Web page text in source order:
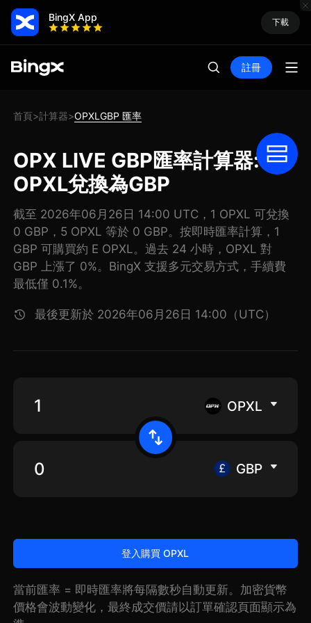
BingX App 下載
註冊
首頁>計算器>OPXLGBP 匯率
OPX LIVE GBP匯率計算器: 把
OPXL兌換為GBP
截至 2026年06月26日 14:00 UTC，1 OPXL 可兌換
0 GBP，5 OPXL 等於 0 GBP。按即時匯率計算，1
GBP 可購買約 E OPXL。過去 24 小時，OPXL 對
GBP 上漲了 0%。BingX 支援多元交易方式，手續費
最低僅 0.1%。
最後更新於 2026年06月26日 14:00（UTC）
OPXL
GBP
登入購買 OPXL
當前匯率 = 即時匯率將每隔數秒自動更新。加密貨幣
價格會波動變化，最終成交價請以訂單確認頁面顯示為